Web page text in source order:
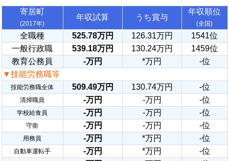
寄居町
(2017年)
年収試算 うち賞与
年収順位
(全国)
全職種 525.78万円 126.31万円
1541位
一般行政職
539.18万円 130.24万円
1459位
教育公務員
-万円 *万円
-位
▼技能労務職等
技能労務職全体 509.49万円 130.74万円 -位
清掃職員 -万円 -万円 -位
学校給食員 -万円 -万円 -位
守衛 -万円 -万円 -位
用務員 -万円 *万円 -位
自動車運転手 -万円 *万円 -位